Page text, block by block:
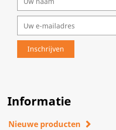
Informatie
Nieuwe producten